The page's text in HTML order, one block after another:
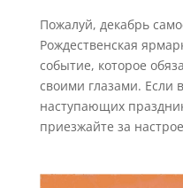
Пожалуй, декабрь
Рождественская
событие, которое
своими глазами. Если
наступающих
приезжайте за